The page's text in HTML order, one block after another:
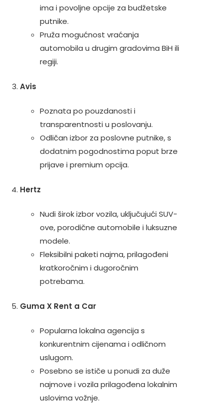
ima i povoljne opcije za budžetske
putnike.
Pruža mogućnost vraćanja
automobila u drugim gradovima BiH ili
regiji.
Avis
Poznata po pouzdanosti i
transparentnosti u poslovanju.
Odličan izbor za poslovne putnike, s
dodatnim pogodnostima poput brze
prijave i premium opcija.
Hertz
Nudi širok izbor vozila, uključujući SUV-
ove, porodične automobile i luksuzne
modele.
Fleksibilni paketi najma, prilagođeni
kratkoročnim i dugoročnim
potrebama.
Guma X Rent a Car
Popularna lokalna agencija s
konkurentnim cijenama i odličnom
uslugom.
Posebno se ističe u ponudi za duže
najmove i vozila prilagođena lokalnim
uslovima vožnje.